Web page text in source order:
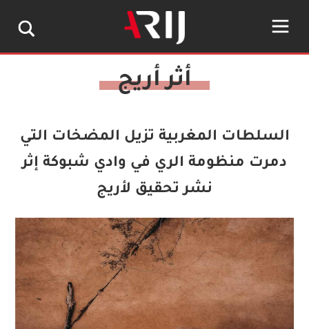
السلطات المغربية تزيل المضخات التي
دمرت منظومة الري في وادي شبوكة إثر
نشر تحقيق لأريج